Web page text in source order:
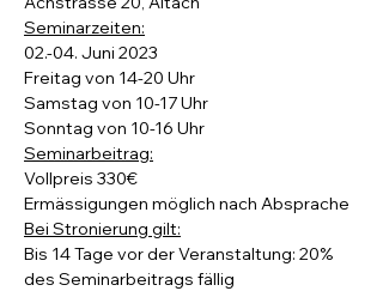
Seminarzeiten:
02.-04. Juni 2023
Freitag von 14-20 Uhr
Samstag von 10-17 Uhr
Sonntag von 10-16 Uhr
Seminarbeitrag:
Vollpreis 330€
Ermässigungen möglich nach Absprache
Bei Stronierung gilt:
Bis 14 Tage vor der Veranstaltung: 20%
des Seminarbeitrags fällig